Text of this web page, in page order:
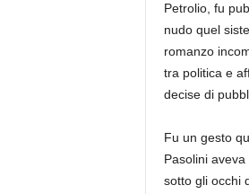
Petrolio, fu
nudo quel
romanzo
tra politica e
decise di
Fu un gesto
Pasolini
sotto gli occhi